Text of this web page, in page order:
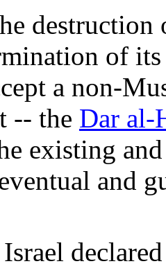
of its
a non-
-- the Dar al-
existing
and
declared